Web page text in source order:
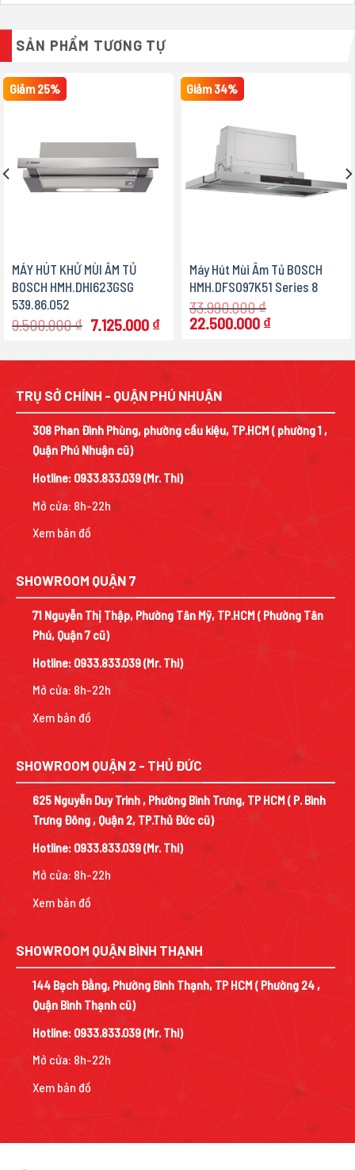
SẢN PHẨM TƯƠNG TỰ
Giảm 25%
MÁY HÚT KHỬ MÙI ÂM TỦ
BOSCH HMH.DHI623GSG
539.86.052
9.500.000₫ Giá
là:
7.125.000 ₫Giá
tại
7.125.000 ₫.
Giảm 34%
Máy Hút Mùi Âm Tủ BOSCH
HMH.DFS097K51 Series 8
33.990.000₫
Giá
22.500.000 ₫Giá
TRỤ SỞ CHÍNH - QUẬN PHÚ NHUẬN
308 Phan Đình Phùng, phường cầu kiệu, TP.HCM ( phường 1 ,
Quận Phú Nhuận cũ)
Hotline: 0933.833.039(Mr. Thi)
Mở cửa: 8h-22h
Xem bản đồ
SHOWROOM QUẬN 7
71 Nguyễn Thị Thập, Phường Tân Mỹ, TP.HCM ( Phường Tân
Phú, Quận 7 cũ)
Hotline: 0933.833.039(Mr. Thi)
Mở cửa: 8h-22h
Xem bản đồ
SHOWROOM QUẬN 2 - THỦ ĐỨC
625 Nguyễn Duy Trinh , Phường Bình Trưng, TP HCM ( P. Bình
Trưng Đông , Quận 2, TP.Thủ Đức cũ)
Hotline: 0933.833.039(Mr. Thi)
Mở cửa: 8h-22h
Xem bản đồ
SHOWROOM QUẬN BÌNH THẠNH
144 Bạch Đằng, Phường Bình Thạnh, TP HCM ( Phường 24 ,
Quận Bình Thạnh cũ)
Hotline: 0933.833.039(Mr. Thi)
Mở cửa: 8h-22h
Xem bản đồ